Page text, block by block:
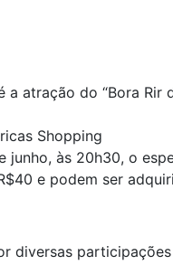
a atração do “Bora Rir
Shopping
junho, às 20h30, o
e podem ser